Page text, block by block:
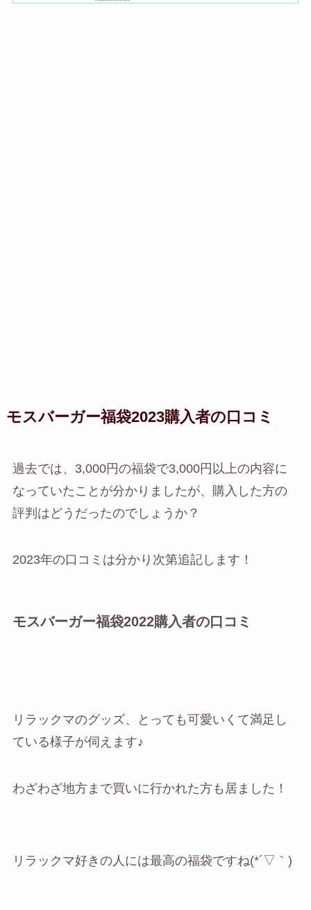
モスバーガー福袋2023購入者の口コミ
過去では、3,000円の福袋で3,000円以上の内容に
なっていたことが分かりましたが、購入した方の
評判はどうだったのでしょうか？
2023年の口コミは分かり次第追記します！
モスバーガー福袋2022購入者の口コミ
リラックマのグッズ、とっても可愛いくて満足し
ている様子が伺えます♪
わざわざ地方まで買いに行かれた方も居ました！
リラックマ好きの人には最高の福袋ですね(*´▽｀)